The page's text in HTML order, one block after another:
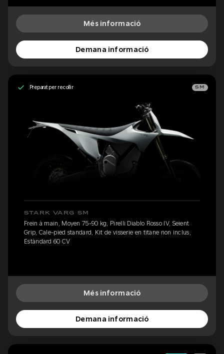
Més informació
Demana informació
Preparat per recollir SM
STARK VARG SM
Frein à main, Moyen 75-90 kg, Pirelli Diablo Rosso IV, Seient
Grip, Cale-pied standard, Kit de visserie en titane non inclus,
Estàndard 60 CV
Més informació
Demana informació